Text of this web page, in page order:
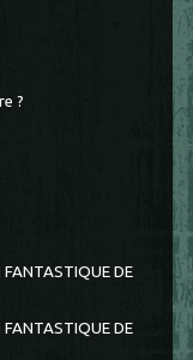
?
FANTASTIQUE DE
FANTASTIQUE DE